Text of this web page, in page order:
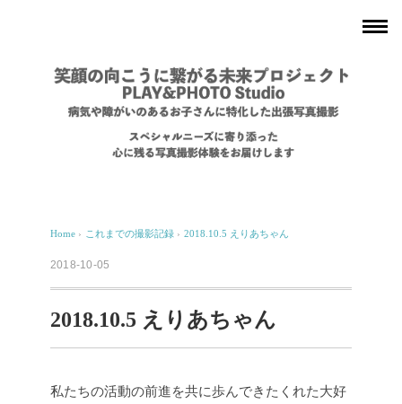
Home › これまでの撮影記録 › 2018.10.5 えりあちゃん
2018-10-05
2018.10.5 えりあちゃん
私たちの活動の前進を共に歩んできたくれた大好